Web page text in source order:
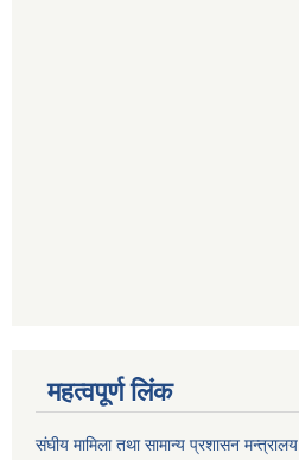
महत्वपूर्ण लिंक
संघीय मामिला तथा सामान्य प्रशासन मन्त्रालय